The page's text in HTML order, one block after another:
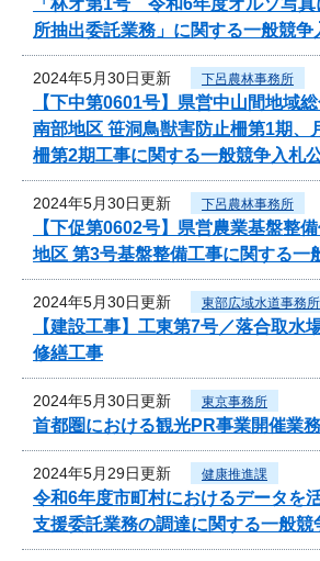
所抽出委託業務」に関する一般競争
2024年5月30日更新 下呂農林事務所
【下中第0601号】県営中山間地域
南部地区 笹洞鳥獣害防止柵第1期、
柵第2期工事に関する一般競争入札
2024年5月30日更新 下呂農林事務所
【下促第0602号】県営農業基盤整
地区 第3号基盤整備工事に関する一
2024年5月30日更新 東部広域水道事務所
【建設工事】工東第7号／落合取水
修繕工事
2024年5月30日更新 東京事務所
首都圏における観光PR事業開催業務
2024年5月29日更新 健康推進課
令和6年度市町村におけるデータを
支援委託業務の調達に関する一般競